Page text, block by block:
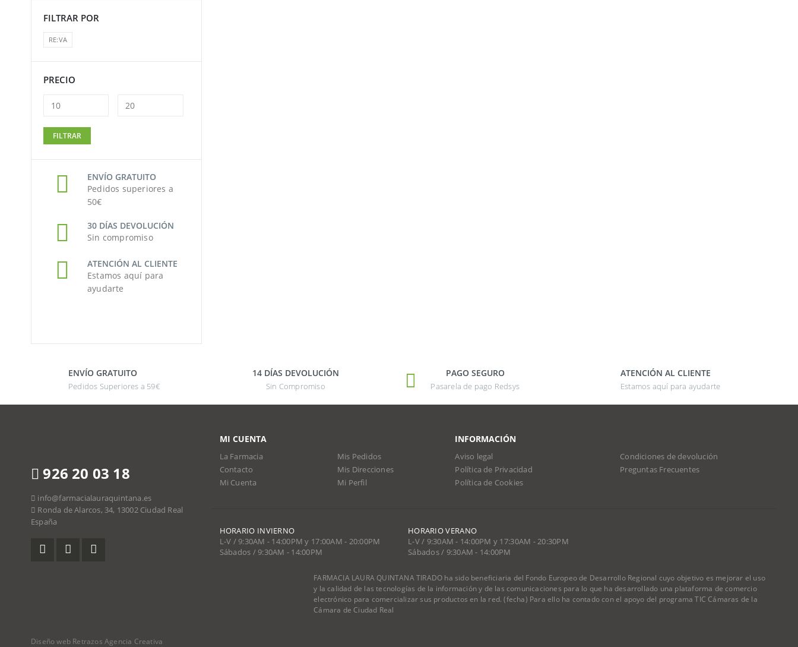
FILTRAR POR
RE:VA
PRECIO
mínimo
máximo
FILTRAR
ENVÍO GRATUITO
Pedidos superiores a
50€
30 DÍAS DEVOLUCIÓN
Sin compromiso
ATENCIÓN AL CLIENTE
Estamos aquí para
ayudarte
ENVÍO GRATUITO
Pedidos Superiores a 59€
14 DÍAS DEVOLUCIÓN
Sin Compromiso
PAGO SEGURO
Pasarela de pago Redsys
ATENCIÓN AL CLIENTE
Estamos aquí para ayudarte
926 20 03 18
info@farmacialauraquintana.es
Ronda de Alarcos, 34, 13002 Ciudad Real
España
MI CUENTA
La Farmacia
Contacto
Mi Cuenta
Mis Pedidos
Mis Direcciones
Mi Perfil
INFORMACIÓN
Aviso legal
Política de Privacidad
Política de Cookies
Condiciones de devolución
Preguntas Frecuentes
HORARIO INVIERNO
L-V / 9:30AM - 14:00PM y 17:00AM - 20:00PM
Sábados / 9:30AM - 14:00PM
HORARIO VERANO
L-V / 9:30AM - 14:00PM y 17:30AM - 20:30PM
Sábados / 9:30AM - 14:00PM
FARMACIA LAURA QUINTANA TIRADO ha sido beneficiaria del Fondo Europeo de Desarrollo Regional cuyo objetivo es mejorar el uso
y la calidad de las tecnologías de la información y de las comunicaciones para lo que ha desarrollado una plataforma de comercio
electrónico para comercializar sus productos en la red. (fecha) Para ello ha contado con el apoyo del programa TIC Cámaras de la
Cámara de Ciudad Real
Diseño web Retrazos Agencia Creativa